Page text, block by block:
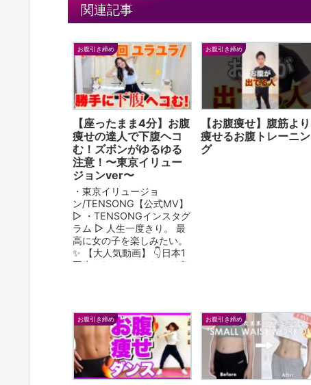
関連記事
お腹引き締め
【座ったまま4分】お腹
痩せの達人で下腹ヘコ
む！ズボンがゆるゆる
注意！〜東京イリュー
ジョンver〜
・東京イリュージョ
ン/TENSONG【公式MV】
▷ ・TENSONGインスタグ
ラム ▷ 人生一度きり。 最
高に女の子を楽しみたい。
✨ 【大人気動画】 👇日本1
再生されてるふくらはぎ痩
お腹引き締め
【お腹痩せ】腹筋より
痩せるお腹トレーニン
グ
お腹引き締め お腹引き締め